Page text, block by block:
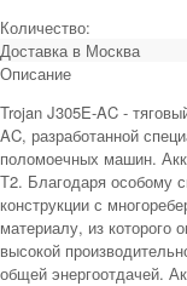
Количество:
Доставка в Москва
Описание
Trojan J305E-AC -
AC, разработанной
поломоечных машин.
Т2. Благодаря особому
конструкции с
материалу, из которого
высокой
общей энергоотдачей.